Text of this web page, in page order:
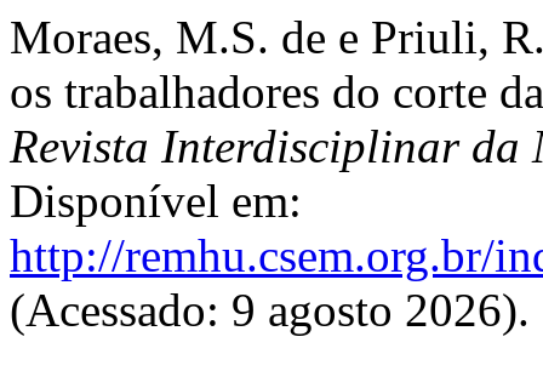
Moraes, M.S. de e Priuli,
os trabalhadores do corte
Revista Interdisciplinar da
Disponível em:
http://remhu.csem.org.br/
(Acessado: 9 agosto 2026).